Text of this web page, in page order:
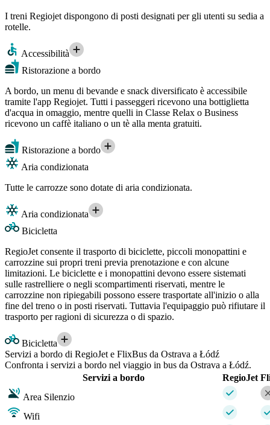
I treni Regiojet dispongono di posti designati per gli utenti su sedia a
rotelle.
Accessibilità
Ristorazione a bordo
A bordo, un menu di bevande e snack diversificato è accessibile
tramite l'app Regiojet. Tutti i passeggeri ricevono una bottiglietta
d'acqua in omaggio, mentre quelli in Classe Relax o Business
ricevono un caffè italiano o un tè alla menta gratuiti.
Ristorazione a bordo
Aria condizionata
Tutte le carrozze sono dotate di aria condizionata.
Aria condizionata
Bicicletta
RegioJet consente il trasporto di biciclette, piccoli monopattini e
carrozzine sui propri treni previa prenotazione e con alcune
limitazioni. Le biciclette e i monopattini devono essere sistemati
sulle rastrelliere o negli scompartimenti riservati, mentre le
carrozzine non ripiegabili possono essere trasportate all'inizio o alla
fine del treno o in posti riservati. Tuttavia l'equipaggio può rifiutare il
trasporto per ragioni di sicurezza o di spazio.
Bicicletta
Servizi a bordo di RegioJet e FlixBus da Ostrava a Łódź
Confronta i servizi a bordo nel viaggio in bus da Ostrava a Łódź.
Servizi a bordo
RegioJet
Area Silenzio
Wifi